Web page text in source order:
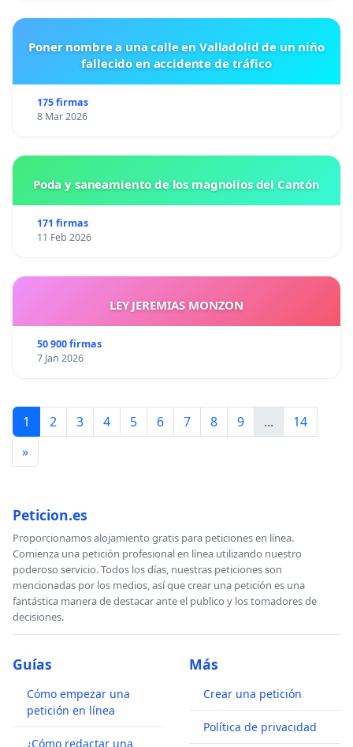
Poner nombre a una calle en Valladolid de un niño
fallecido en accidente de tráfico
175 firmas
8 Mar 2026
Poda y saneamiento de los magnolios del Cantón
171 firmas
11 Feb 2026
LEY JEREMIAS MONZON
50 900 firmas
7 Jan 2026
1 2 3 4 5 6 7 8 9 ...
14
»
Peticion.es
Proporcionamos alojamiento gratis para peticiones en línea.
Comienza una petición profesional en línea utilizando nuestro
poderoso servicio. Todos los días, nuestras peticiones son
mencionadas por los medios, así que crear una petición es una
fantástica manera de destacar ante el publico y los tomadores de
decisiones.
Guías
Cómo empezar una
petición en línea
¿Cómo redactar una
Más
Crear una petición
Política de privacidad